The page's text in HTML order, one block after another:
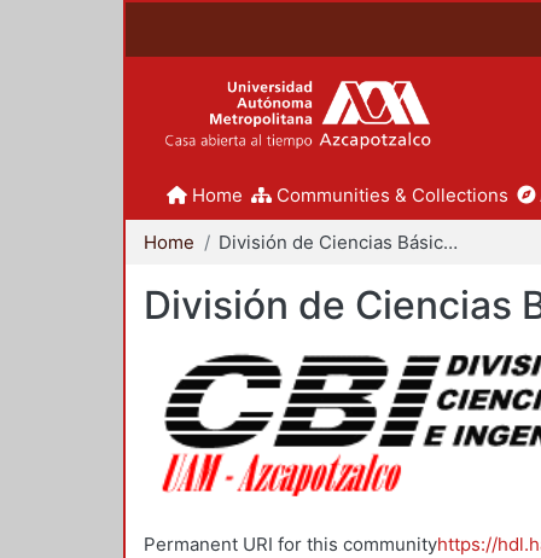
Home Communities & Collections
Home División de Ciencias Básicas e Ingeniería
División de Ciencias
Permanent URI for this communityhttps://